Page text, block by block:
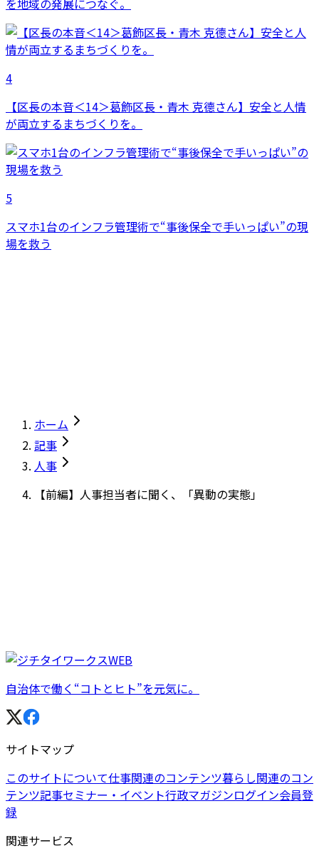
を地域の発展につなぐ。
4
【区長の本音＜14＞葛飾区長・青木 克德さん】安全と人情
が両立するまちづくりを。
5
スマホ1台のインフラ管理術で“事後保全で手いっぱい”の現
場を救う
ホーム
記事
人事
【前編】人事担当者に聞く、「異動の実態」
自治体で働く“コトとヒト”を元気に。
サイトマップ
このサイトについて仕事関連のコンテンツ暮らし関連のコン
テンツ記事セミナー・イベント行政マガジンログイン会員登
録
関連サービス